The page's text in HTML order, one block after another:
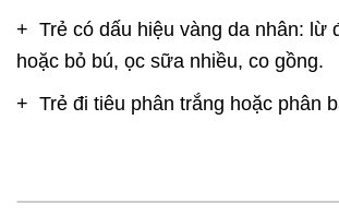
+ Trẻ có dấu hiệu vàng da nhân: lừ
hoặc bỏ bú, ọc sữa nhiều, co gồng.
+ Trẻ đi tiêu phân trắng hoặc phân